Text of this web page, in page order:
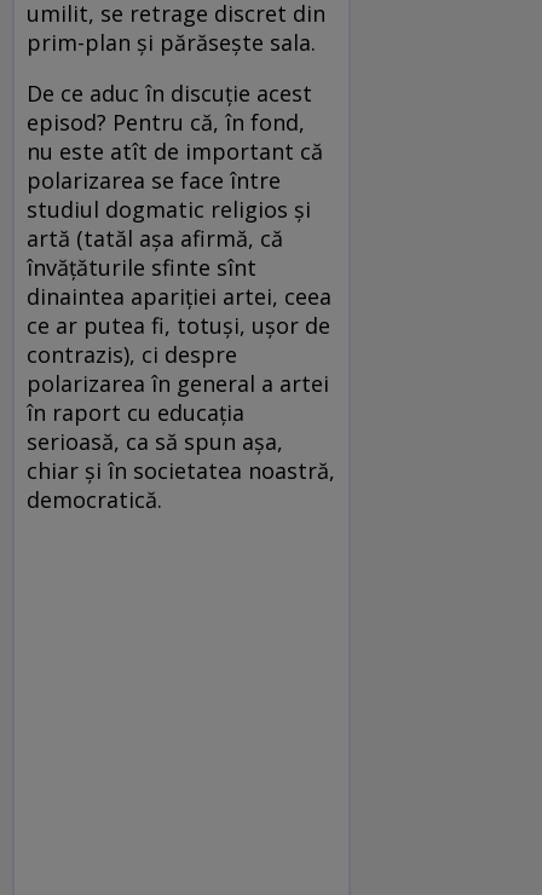
umilit, se retrage discret din
prim-plan și părăsește sala.
De ce aduc în discuție acest
episod? Pentru că, în fond,
nu este atît de important că
polarizarea se face între
studiul dogmatic religios și
artă (tatăl așa afirmă, că
învățăturile sfinte sînt
dinaintea apariției artei, ceea
ce ar putea fi, totuși, ușor de
contrazis), ci despre
polarizarea în general a artei
în raport cu educația
serioasă, ca să spun așa,
chiar și în societatea noastră,
democratică.